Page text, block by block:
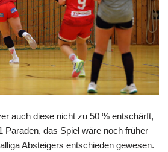
auch diese nicht zu 50 % entschärft,
Paraden, das Spiel wäre noch früher
Absteigers entschieden gewesen.